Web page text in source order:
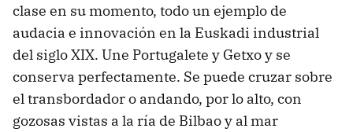
clase en su momento, todo un ejemplo de
audacia e innovación en la Euskadi industrial
del siglo XIX. Une Portugalete y Getxo y se
conserva perfectamente. Se puede cruzar sobre
el transbordador o andando, por lo alto, con
gozosas vistas a la ría de Bilbao y al mar